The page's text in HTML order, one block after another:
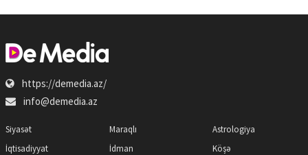
https://demedia.az/
info@demedia.az
Siyasət
İqtisadiyyat
Maraqlı
İdman
Astrologiya
Köşə